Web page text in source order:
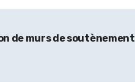
de murs de soutènement